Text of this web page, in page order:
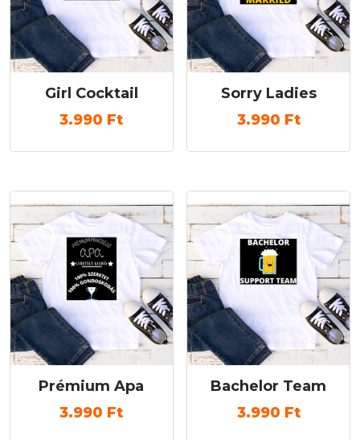
Girl Cocktail
3.990 Ft
Sorry Ladies
3.990 Ft
Prémium Apa
3.990 Ft
Bachelor Team
3.990 Ft